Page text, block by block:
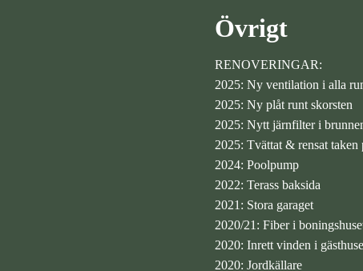
Övrigt
RENOVERINGAR:
2025: Ny ventilation i alla
2025: Ny plåt runt skorsten
2025: Nytt järnfilter i
2025: Tvättat & rensat taken
2024: Poolpump
2022: Terass baksida
2021: Stora garaget
2020/21: Fiber i
2020: Inrett vinden i
2020: Jordkällare